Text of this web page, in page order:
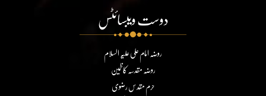
دوست ویبسائٹس
روضہ امام علی علیہ السلام
روضہ مقدسہ کاظمین
حرم مقدس رضوی